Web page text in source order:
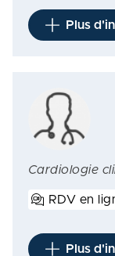
Plus
Cardiologie
RDV en
Plus